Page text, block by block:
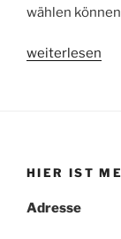
wählen
„Catwalk“
weiterlesen
HIER IST
Adresse